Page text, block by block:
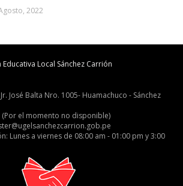
2022
Local Sánchez Carrión
José Balta Nro. 1005- Huamachuco - Sánchez
el momento no disponible)
Lunes a viernes de 08:00 am - 01:00 pm y 3:00